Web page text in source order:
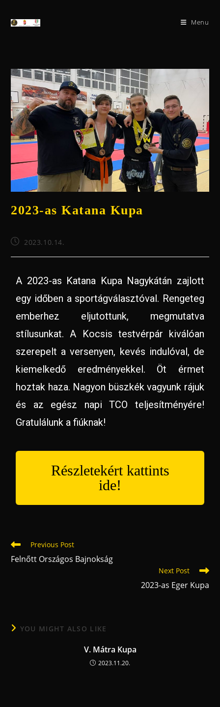
Menu
2023-as Katana Kupa
2023.10.14.
A 2023-as Katana Kupa Nagykátán zajlott
egy időben a sportágválasztóval. Rengeteg
emberhez eljutottunk, megmutatva
stílusunkat. A Kocsis testvérpár kiválóan
szerepelt a versenyen, kevés indulóval, de
kiemelkedő eredményekkel. Öt érmet
hoztak haza. Nagyon büszkék vagyunk rájuk
és az egész napi TCO teljesítményére!
Gratulálunk a fiúknak!
Részletekért kattints
ide!
Previous Post
Felnőtt Országos Bajnokság
Next Post
2023-as Eger Kupa
YOU MIGHT ALSO LIKE
V. Mátra Kupa
2023.11.20.